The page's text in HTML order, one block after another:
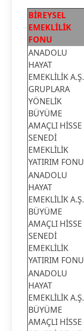
BİREYSEL
EMEKLİLİK
FONU
ANADOLU
HAYAT
EMEKLİLİK A.Ş.
GRUPLARA
YÖNELİK
BÜYÜME
AMAÇLI HİSSE
SENEDİ
EMEKLİLİK
YATIRIM FONU
ANADOLU
HAYAT
EMEKLİLİK A.Ş.
BÜYÜME
AMAÇLI HİSSE
SENEDİ
EMEKLİLİK
YATIRIM FONU
ANADOLU
HAYAT
EMEKLİLİK A.Ş.
BÜYÜME
AMAÇLI HİSSE